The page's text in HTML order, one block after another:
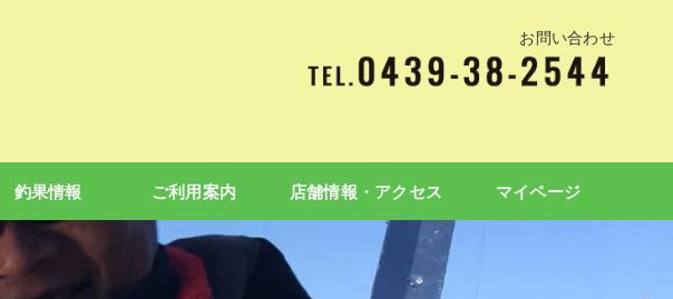
お問い合わせ
釣果情報 ご利用案内 店舗情報・アクセス マイページ